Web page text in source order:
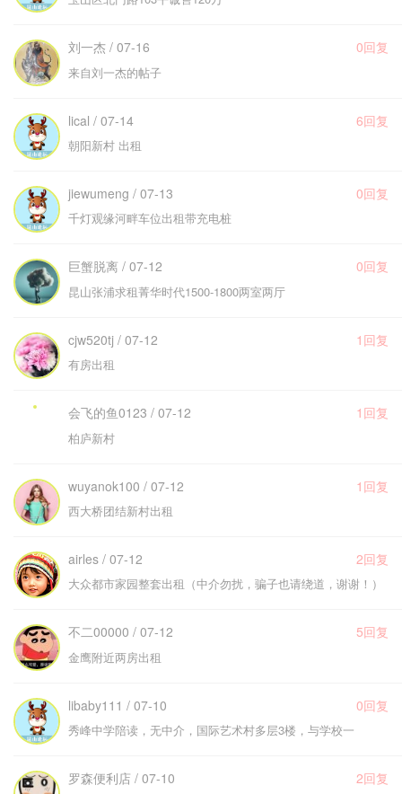
刘一杰 / 07-16 0回复
来自刘一杰的帖子
lical / 07-14 6回复
朝阳新村 出租
jiewumeng / 07-13 0回复
千灯观缘河畔车位出租带充电桩
巨蟹脱离 / 07-12 0回复
昆山张浦求租菁华时代1500-1800两室两厅
cjw520tj / 07-12 1回复
有房出租
会飞的鱼0123 / 07-12 1回复
柏庐新村
wuyanok100 / 07-12 1回复
西大桥团结新村出租
airles / 07-12 2回复
大众都市家园整套出租（中介勿扰，骗子也请绕道，谢谢！）
不二00000 / 07-12 5回复
金鹰附近两房出租
libaby111 / 07-10 0回复
秀峰中学陪读，无中介，国际艺术村多层3楼，与学校一
罗森便利店 / 07-10 2回复